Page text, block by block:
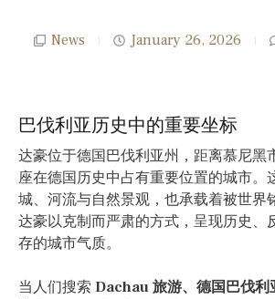
News January 26, 2026
巴伐利亚历史中的重要坐标
达豪位于德国巴伐利亚州，距离慕尼黑
座在德国历史中占有重要位置的城市。
城、河流与自然景观，也承载着被世界
达豪以克制而严肃的方式，呈现历史、
存的城市气质。
当人们搜索 Dachau 旅游、德国巴伐利